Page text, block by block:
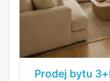
Prodej bytu